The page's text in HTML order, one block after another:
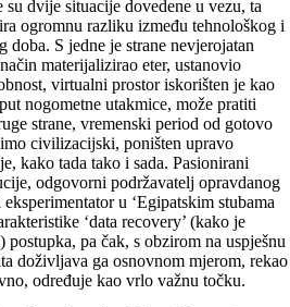
dvije situacije dovedene u vezu, ta
ogromnu razliku između tehnološkog i
doba. S jedne je strane nevjerojatan
materijalizirao eter, ustanovio
virtualni prostor iskorišten je kao
nogometne utakmice, može pratiti
strane, vremenski period od gotovo
civilizacijski, poništen upravo
kako tada tako i sada. Pasionirani
odgovorni podržavatelj opravdanog
u ‘Egipatskim stubama
‘data recovery’ (kako je
pa čak, s obzirom na uspješnu
doživljava ga osnovnom mjerom, rekao
određuje kao vrlo važnu točku.